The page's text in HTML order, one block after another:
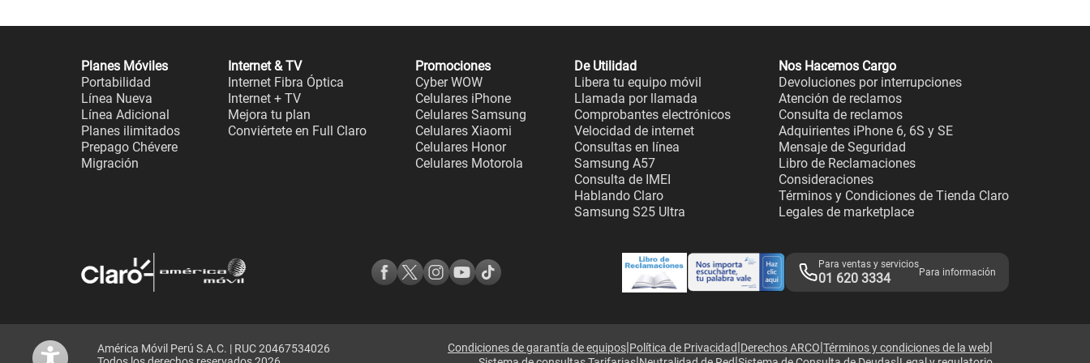
Planes Móviles
Portabilidad
Línea Nueva
Línea Adicional
Planes ilimitados
Prepago Chévere
Migración
Internet & TV
Internet Fibra Óptica
Internet + TV
Mejora tu plan
Conviértete en Full Claro
Promociones
Cyber WOW
Celulares iPhone
Celulares Samsung
Celulares Xiaomi
Celulares Honor
Celulares Motorola
De Utilidad
Libera tu equipo móvil
Llamada por llamada
Comprobantes electrónicos
Velocidad de internet
Consultas en línea
Samsung A57
Consulta de IMEI
Hablando Claro
Samsung S25 Ultra
Nos Hacemos Cargo
Devoluciones por interrupciones
Atención de reclamos
Consulta de reclamos
Adquirientes iPhone 6, 6S y SE
Mensaje de Seguridad
Libro de Reclamaciones
Consideraciones
Términos y Condiciones de Tienda Claro
Legales de marketplace
Para ventas y servicios
01 620 3334 Para información
América Móvil Perú S.A.C. | RUC 20467534026
Condiciones de garantía de equipos|Política de Privacidad|Derechos ARCO|Términos y condiciones de la web|